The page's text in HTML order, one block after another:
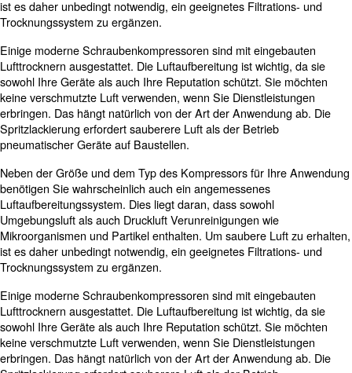
wenn Druckluft für
benötigt wird?
Die Auswahl der richtigen Kompressorgröße ist für
Druckluftwerkzeuge von entscheidender Bedeutung, um
sicherzustellen, dass sie einen ausreichenden
Druck (bar) für eine optimale Leistung erhalten. Ein
Werkzeugbetrieb führen, während ein
Kompressor zu unnötigem Energieverbrauch und
Betriebskosten führen kann.